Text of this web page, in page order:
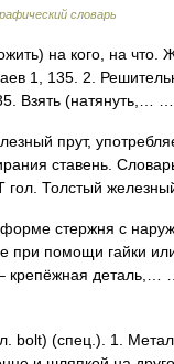
словарь
на кого, на
1, 135. 2.
Взять (натянуть,…
прут,
ставень.
гол. Толстый
стержня с
при помощи гайки
крепёжная
(спец.). 1.